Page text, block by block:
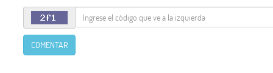
COMENTAR